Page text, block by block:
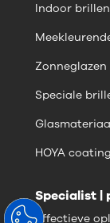
Indoor
Zonneglazen
Speciale
HOYA
Specialist |
Effectieve